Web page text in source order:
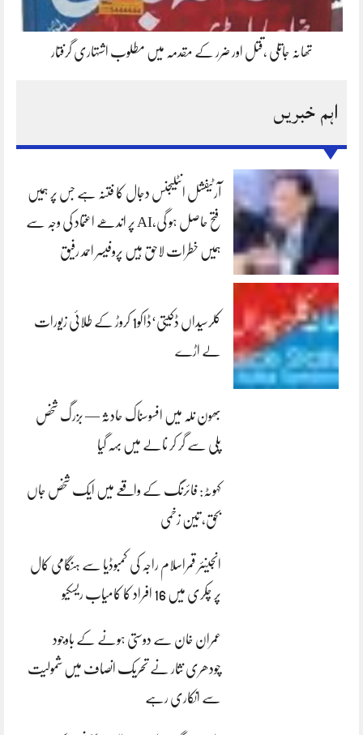
تھانہ جاتلی ،قتل اور ضرر کے مقدمہ میں مطلوب اشتہاری گرفتار
اہم خبریں
آرٹیفشل انٹلیجنس دجال کا فتنہ ہے جس پر ہمیں
فتح حاصل ہو گی،AI پر اندھے اعتماد کی وجہ سے
ہمیں خطرات لاحق ہیں پروفیسر احمد رفیق
کلرسیداں ڈکیتی‘ڈاکو1 کروڑ کے طلائی زیورات
لے اڑے
بھون نلہ میں افسوسناک حادثہ — بزرگ شخص
پلی سے گر کر نالے میں بہہ گیا
کہوٹہ: فائرنگ کے واقعے میں ایک شخص جاں
بحق، تین زخمی
انجینئر قمراسلام راجہ کی کمبوڈیا سے ہنگامی کال
پر چکری میں 16 افراد کا کامیاب ریسکیو
عمران خان سے دوستی ہونے کے باوجود
چودھری نثار نے تحریک انصاف میں شمولیت
سے انکاری رہے